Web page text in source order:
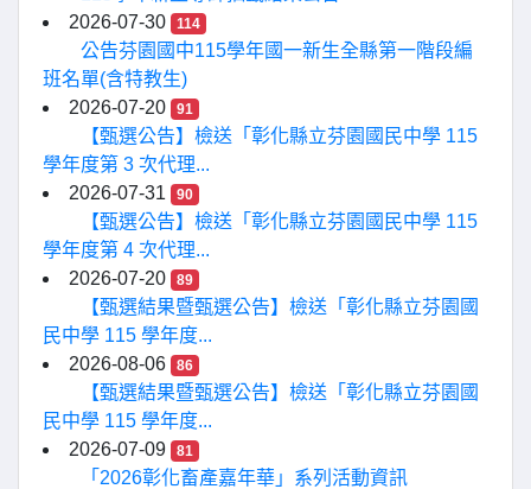
2026-07-30
114
公告芬園國中115學年國一新生全縣第一階段編
班名單(含特教生)
2026-07-20
91
【甄選公告】檢送「彰化縣立芬園國民中學 115
學年度第 3 次代理...
2026-07-31
90
【甄選公告】檢送「彰化縣立芬園國民中學 115
學年度第 4 次代理...
2026-07-20
89
【甄選結果暨甄選公告】檢送「彰化縣立芬園國
民中學 115 學年度...
2026-08-06
86
【甄選結果暨甄選公告】檢送「彰化縣立芬園國
民中學 115 學年度...
2026-07-09
81
「2026彰化畜產嘉年華」系列活動資訊